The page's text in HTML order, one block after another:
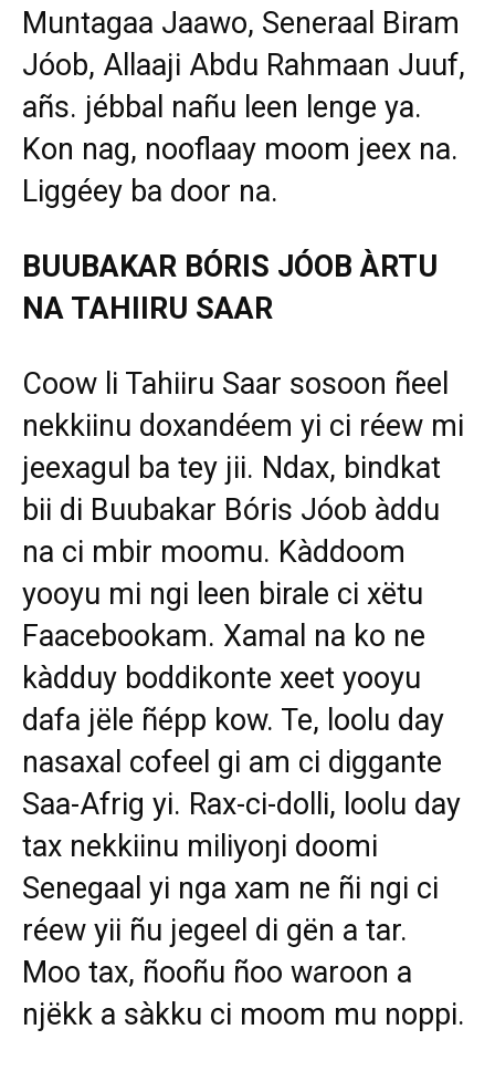
Muntagaa Jaawo, Seneraal Biram
Jóob, Allaaji Abdu Rahmaan Juuf,
añs. jébbal nañu leen lenge ya.
Kon nag, nooflaay moom jeex na.
Liggéey ba door na.
BUUBAKAR BÓRIS JÓOB ÀRTU
NA TAHIIRU SAAR
Coow li Tahiiru Saar sosoon ñeel
nekkiinu doxandéem yi ci réew mi
jeexagul ba tey jii. Ndax, bindkat
bii di Buubakar Bóris Jóob àddu
na ci mbir moomu. Kàddoom
yooyu mi ngi leen birale ci xëtu
Faacebookam. Xamal na ko ne
kàdduy boddikonte xeet yooyu
dafa jële ñépp kow. Te, loolu day
nasaxal cofeel gi am ci diggante
Saa-Afrig yi. Rax-ci-dolli, loolu day
tax nekkiinu miliyoŋi doomi
Senegaal yi nga xam ne ñi ngi ci
réew yii ñu jegeel di gën a tar.
Moo tax, ñooñu ñoo waroon a
njëkk a sàkku ci moom mu noppi.